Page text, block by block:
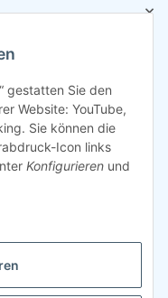
gestatten Sie den
Website: YouTube,
Sie können die
Icon links
Konfigurieren und